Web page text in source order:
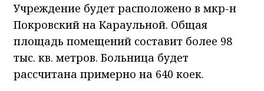
Учреждение будет расположено в мкр-н
Покровский на Караульной. Общая
площадь помещений составит более 98
тыс. кв. метров. Больница будет
рассчитана примерно на 640 коек.